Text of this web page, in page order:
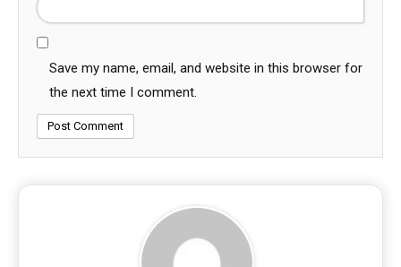
Save my name, email, and website in this browser for
the next time I comment.